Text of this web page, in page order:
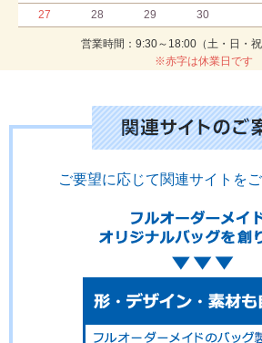
27
28 29 30
営業時間：9:30～18:00（土・日・祝
※赤字は休業日です
ご要望に応じて関連サイトを